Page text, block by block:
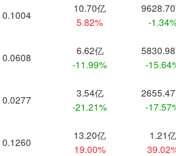
0.1004
10.70亿
5.82%
-
0.0608
6.62亿
-11.99%
-
0.0277
3.54亿
-21.21%
-
0.1260
13.20亿
19.00%
1.21亿